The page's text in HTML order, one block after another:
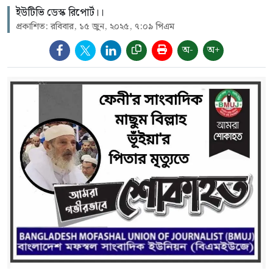
ইউটিভি ডেস্ক রিপোর্ট।।
প্রকাশিত: রবিবার, ১৫ জুন, ২০২৫, ৭:০৯ পিএম
অ- অ+